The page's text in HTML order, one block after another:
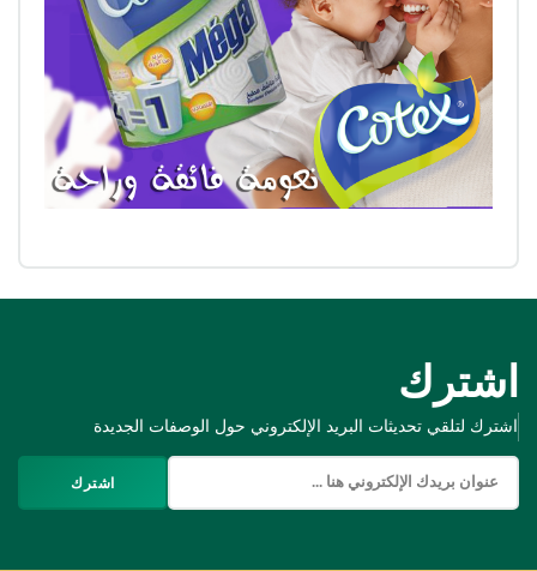
اشترك
اشترك لتلقي تحديثات البريد الإلكتروني حول الوصفات الجديدة
اشترك